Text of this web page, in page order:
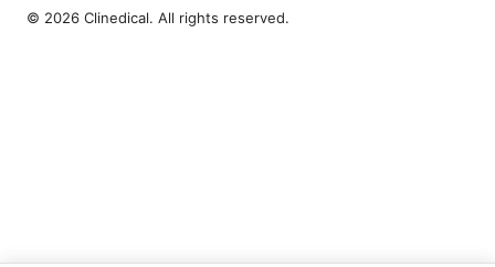
© 2026 Clinedical. All rights reserved.